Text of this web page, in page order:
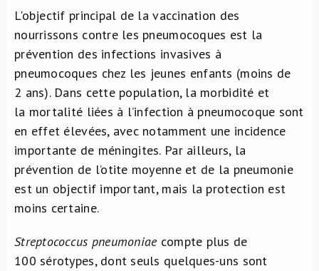
L'objectif principal de la vaccination des
nourrissons contre les pneumocoques est la
prévention des infections invasives à
pneumocoques chez les jeunes enfants (moins de
2 ans). Dans cette population, la morbidité et
la mortalité liées à l’infection à pneumocoque sont
en effet élevées, avec notamment une incidence
importante de méningites. Par ailleurs, la
prévention de l’otite moyenne et de la pneumonie
est un objectif important, mais la protection est
moins certaine.
Streptococcus pneumoniaecompte plus de
100 sérotypes, dont seuls quelques-uns sont